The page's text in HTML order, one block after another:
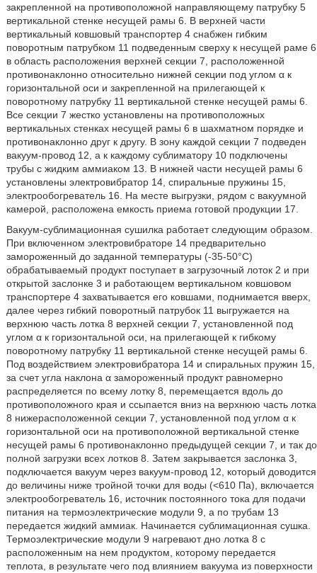
закрепленной на противоположной направляющему патрубку 5
вертикальной стенке несущей рамы 6. В верхней части
вертикальный ковшовый транспортер 4 снабжен гибким
поворотным патрубком 11 подведенным сверху к несущей раме 6
в область расположения верхней секции 7, расположенной
противонаклонно относительно нижней секции под углом α к
горизонтальной оси и закрепленной на прилегающей к
поворотному патрубку 11 вертикальной стенке несущей рамы 6.
Все секции 7 жестко установлены на противоположных
вертикальных стенках несущей рамы 6 в шахматном порядке и
противонаклонно друг к другу. В зону каждой секции 7 подведен
вакуум-провод 12, а к каждому сублиматору 10 подключены
трубы с жидким аммиаком 13. В нижней части несущей рамы 6
установлены электровибратор 14, спиральные пружины 15,
электрообогреватель 16. На месте выгрузки, рядом с вакуумной
камерой, расположена емкость приема готовой продукции 17.
Вакуум-сублимационная сушилка работает следующим образом.
При включенном электровибраторе 14 предварительно
замороженный до заданной температуры (-35-50°C)
обрабатываемый продукт поступает в загрузочный лоток 2 и при
открытой заслонке 3 и работающем вертикальном ковшовом
транспортере 4 захватывается его ковшами, поднимается вверх,
далее через гибкий поворотный патрубок 11 выгружается на
верхнюю часть лотка 8 верхней секции 7, установленной под
углом α к горизонтальной оси, на прилегающей к гибкому
поворотному патрубку 11 вертикальной стенке несущей рамы 6.
Под воздействием электровибратора 14 и спиральных пружин 15,
за счет угла наклона α замороженный продукт равномерно
распределяется по всему лотку 8, перемещается вдоль до
противоположного края и ссыпается вниз на верхнюю часть лотка
8 нижерасположенной секции 7, установленной под углом α к
горизонтальной оси на противоположной вертикальной стенке
несущей рамы 6 противонаклонно предыдущей секции 7, и так до
полной загрузки всех лотков 8. Затем закрывается заслонка 3,
подключается вакуум через вакуум-провод 12, который доводится
до величины ниже тройной точки для воды (<610 Па), включается
электрообогреватель 16, источник постоянного тока для подачи
питания на термоэлектрические модули 9, а по трубам 13
передается жидкий аммиак. Начинается сублимационная сушка.
Термоэлектрические модули 9 нагревают дно лотка 8 с
расположенным на нем продуктом, которому передается
теплота, в результате чего под влиянием вакуума из поверхности